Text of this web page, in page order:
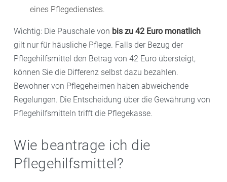
eines Pflegedienstes.
Wichtig: Die Pauschale von bis zu 42 Euro monatlich
gilt nur für häusliche Pflege. Falls der Bezug der
Pflegehilfsmittel den Betrag von 42 Euro übersteigt,
können Sie die Differenz selbst dazu bezahlen.
Bewohner von Pflegeheimen haben abweichende
Regelungen. Die Entscheidung über die Gewährung von
Pflegehilfsmitteln trifft die Pflegekasse.
Wie beantrage ich die
Pflegehilfsmittel?